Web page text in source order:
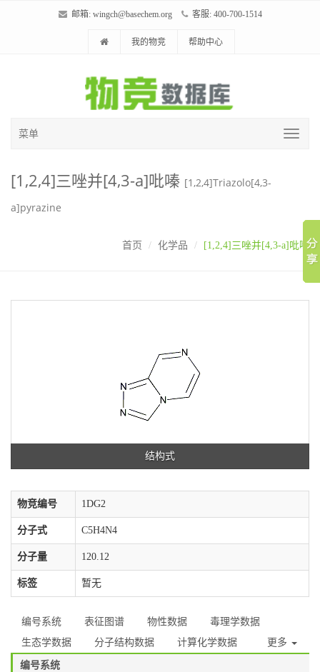
邮箱: wingch@basechem.org 客服: 400-700-1514
我的物竞 帮助中心
菜单
[1,2,4]三唑并[4,3-a]吡嗪 [1,2,4]Triazolo[4,3-
a]pyrazine
首页 化学品 [1,2,4]三唑并[4,3-a]吡嗪
结构式
物竞编号 1DG2
分子式 C5H4N4
分子量 120.12
标签 暂无
编号系统 表征图谱 物性数据
毒理学数据
生态学数据
分子结构数据 计算化学数据 更多
编号系统